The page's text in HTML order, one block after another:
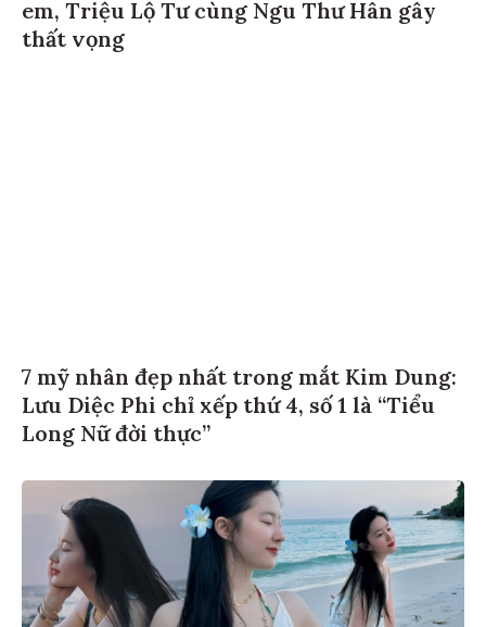
em, Triệu Lộ Tư cùng Ngu Thư Hân gây
thất vọng
7 mỹ nhân đẹp nhất trong mắt Kim Dung:
Lưu Diệc Phi chỉ xếp thứ 4, số 1 là “Tiểu
Long Nữ đời thực”